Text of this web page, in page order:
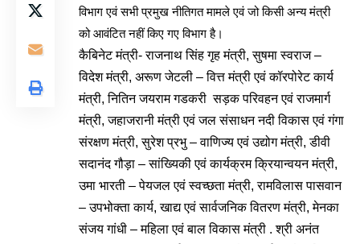
विभाग एवं सभी प्रमुख नीतिगत मामले एवं जो किसी अन्य मंत्री
को आवंटित नहीं किए गए विभाग है।
कैबिनेट मंत्री- राजनाथ सिंह गृह मंत्री, सुषमा स्वराज –
विदेश मंत्री, अरूण जेटली – वित्त मंत्री एवं कॉरपोरेट कार्य
मंत्री, नितिन जयराम गडकरी सड़क परिवहन एवं राजमार्ग
मंत्री, जहाजरानी मंत्री एवं जल संसाधन नदी विकास एवं गंगा
संरक्षण मंत्री, सुरेश प्रभु – वाणिज्य एवं उद्योग मंत्री, डीवी
सदानंद गौड़ा – सांख्यिकी एवं कार्यक्रम क्रियान्वयन मंत्री,
उमा भारती – पेयजल एवं स्वच्छता मंत्री, रामविलास पासवान
– उपभोक्ता कार्य, खाद्य एवं सार्वजनिक वितरण मंत्री, मेनका
संजय गांधी – महिला एवं बाल विकास मंत्री . श्री अनंत